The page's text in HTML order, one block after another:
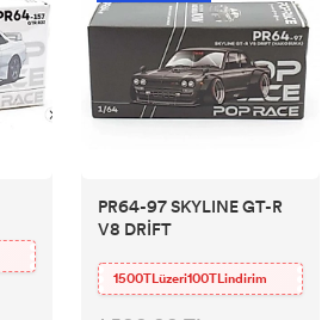
PR64-97 SKYLINE GT-R
V8 DRİFT
1500TLüzeri100TLindirim